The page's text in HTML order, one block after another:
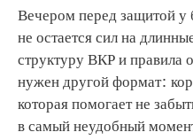
Вечером перед защитой у
не остается сил на
структуру ВКР и правила
нужен другой формат:
которая помогает не
в самый неудобный